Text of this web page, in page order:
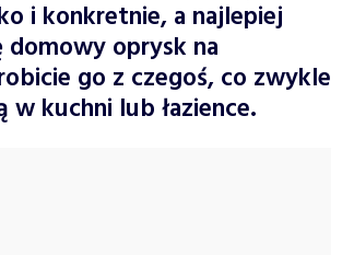
i konkretnie, a najlepiej
domowy oprysk na
go z czegoś, co zwykle
kuchni lub łazience.